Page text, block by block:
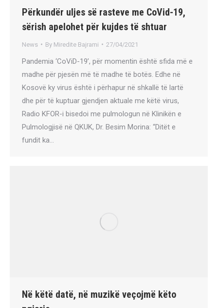
Përkundër uljes së rasteve me CoVid-19,
sërish apelohet për kujdes të shtuar
News By Miredite Bajrami 27/04/2021
Pandemia ‘CoViD-19’, për momentin është sfida më e
madhe për pjesën më të madhe të botës. Edhe në
Kosovë ky virus është i përhapur në shkallë të lartë
dhe për të kuptuar gjendjen aktuale me këtë virus,
Radio KFOR-i bisedoi me pulmologun në Klinikën e
Pulmologjisë në QKUK, Dr. Besim Morina: “Ditët e
fundit ka…
Në këtë datë, në muzikë veçojmë këto